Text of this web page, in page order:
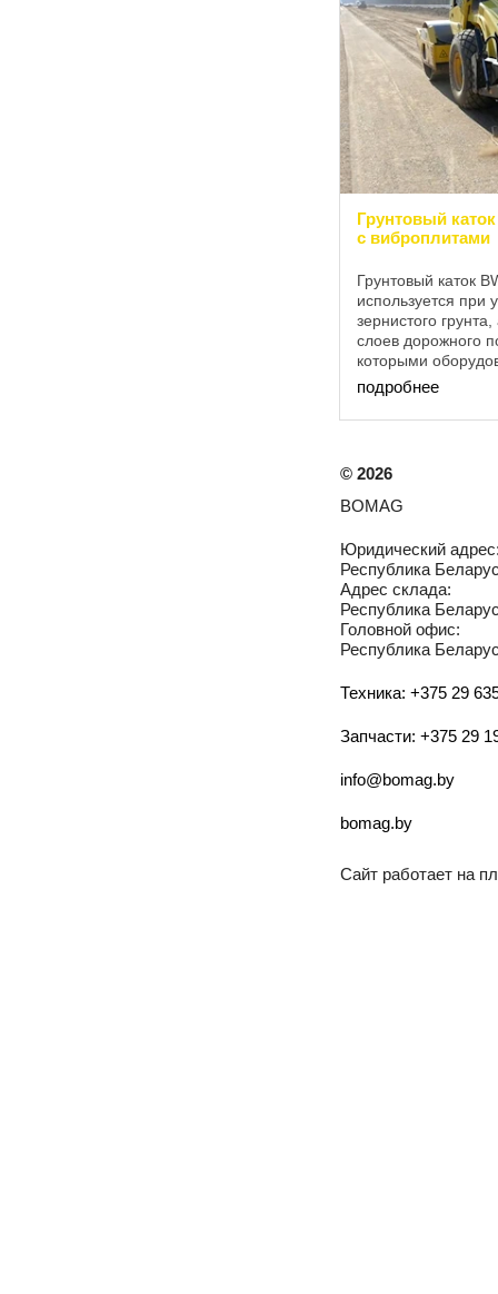
Грунтовый
с виброплитами
Грунтовый каток
используется при
зернистого
слоев дорожного
которыми
для
подробнее
© 2026
BOMAG
Юридический
Республика
Адрес склада:
Республика
Головной офис:
Республика
Техника: +375 29
Запчасти: +375 29
info@bomag.by
bomag.by
Сайт работает на